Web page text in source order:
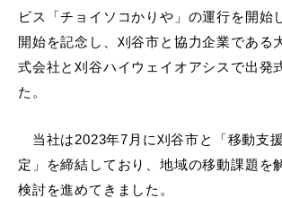
ビス「チョイソコかりや」の運行を開始
開始を記念し、刈谷市と協力企業である
式会社と刈谷ハイウェイオアシスで出発
た。
当社は2023年7 月に刈谷市と「移動支
定」を締結しており、地域の移動課題を
検討を進めてきました。